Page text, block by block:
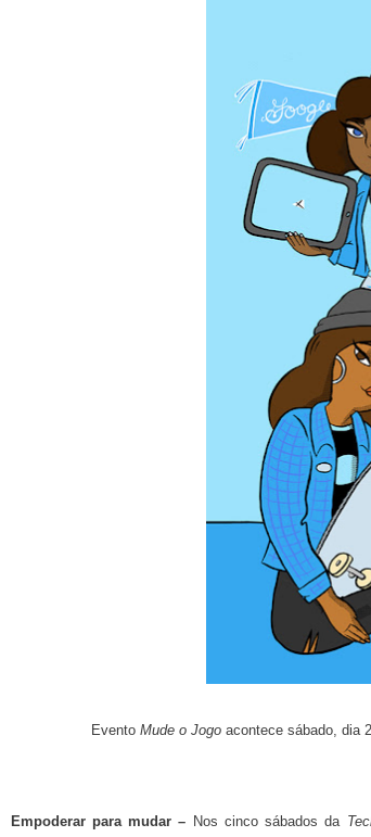
Evento Mude o Jogoacontece sábado, dia
Empoderar para mudar – Nos cinco sábados da